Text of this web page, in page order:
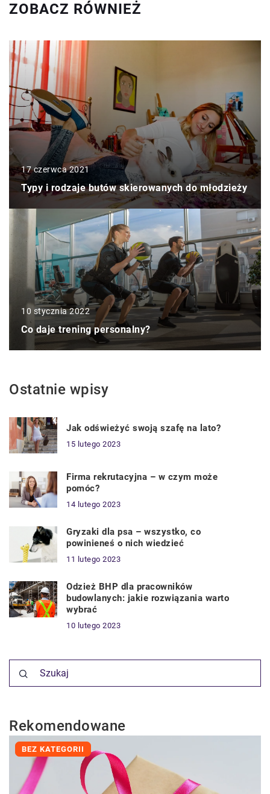
ZOBACZ RÓWNIEŻ
17 czerwca 2021
Typy i rodzaje butów skierowanych do młodzieży
10 stycznia 2022
Co daje trening personalny?
Ostatnie wpisy
Jak odświeżyć swoją szafę na lato?
15 lutego 2023
Firma rekrutacyjna – w czym może
pomóc?
14 lutego 2023
Gryzaki dla psa – wszystko, co
powinieneś o nich wiedzieć
11 lutego 2023
Odzież BHP dla pracowników
budowlanych: jakie rozwiązania warto
wybrać
10 lutego 2023
Rekomendowane
BEZ KATEGORII